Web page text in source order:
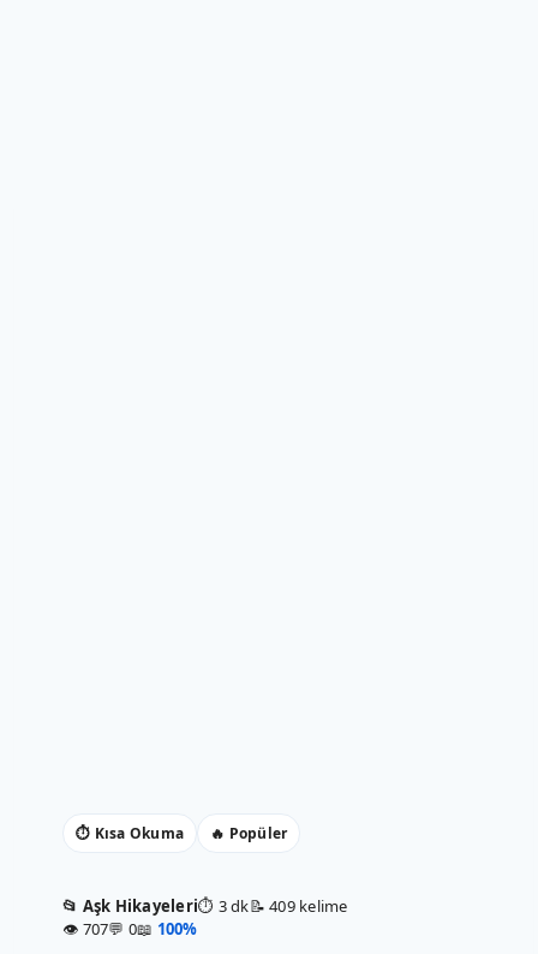
⏱ Kısa Okuma 🔥 Popüler
📂 Aşk Hikayeleri⏱ 3 dk📝 409 kelime
👁 707💬 0📖 100%